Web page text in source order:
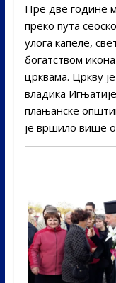
Пре две године
преко пута
улога капеле,
богатством
црквама. Цркву
владика
плањанске
је вршило више